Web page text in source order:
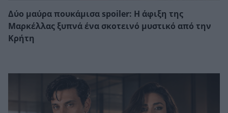
Δύο μαύρα πουκάμισα spoiler: Η άφιξη της
Μαρκέλλας ξυπνά ένα σκοτεινό μυστικό από την
Κρήτη